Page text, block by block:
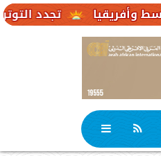
تجدد التوترات يخفض صادرات النفط